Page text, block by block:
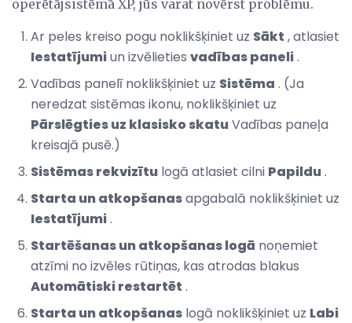
operētājsistēmā XP, jūs varat novērst problēmu.
Ar peles kreiso pogu noklikšķiniet uz Sākt , atlasiet
Iestatījumiun izvēlieties vadības paneli.
Vadības panelī noklikšķiniet uz Sistēma . (Ja
neredzat sistēmas ikonu, noklikšķiniet uz
Pārslēgties uz klasisko skatuVadības paneļa
kreisajā pusē.)
Sistēmas rekvizītu logā atlasiet cilni Papildu.
Starta un atkopšanasapgabalā noklikšķiniet uz
Iestatījumi.
Startēšanas un atkopšanas logā noņemiet
atzīmi no izvēles rūtiņas, kas atrodas blakus
Automātiski restartēt .
Starta un atkopšanas logā noklikšķiniet uz Labi